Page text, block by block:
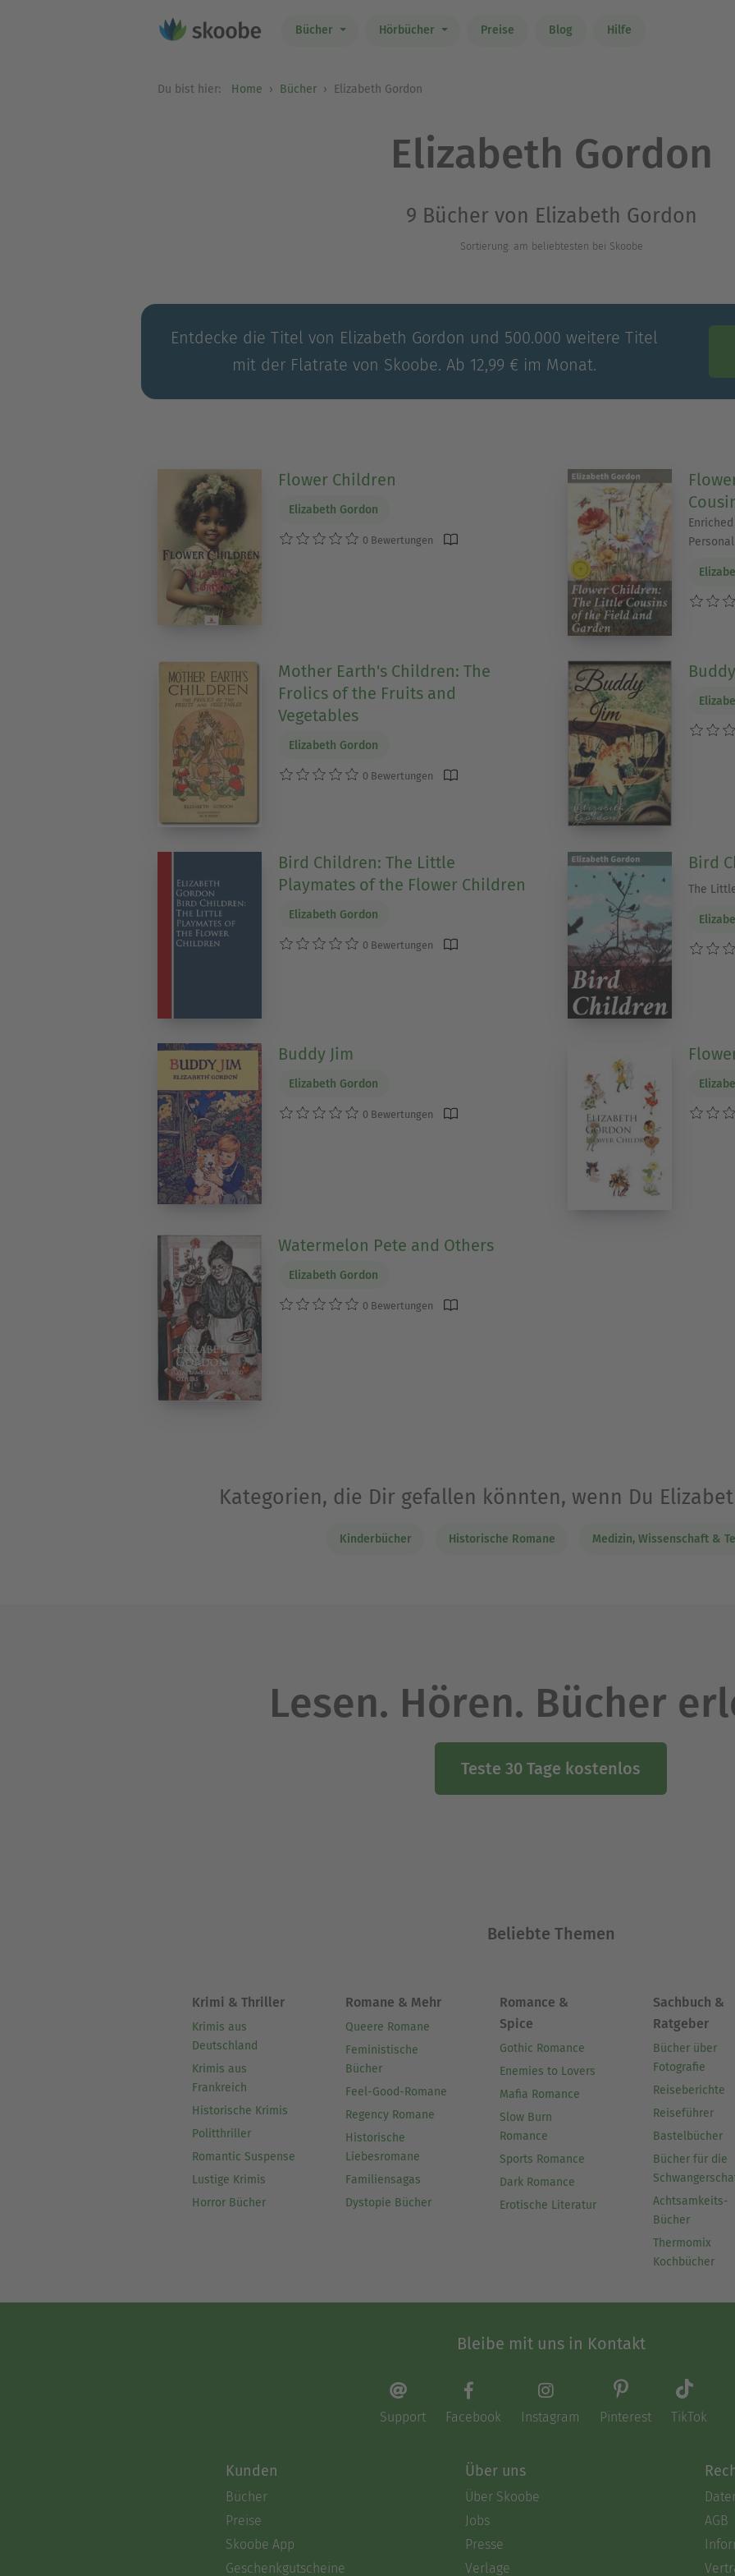
Bücher Hörbücher Preise Blog Hilfe
Du bist hier: Home Bücher Elizabeth Gordon
Elizabeth Gordon
9 Bücher von Elizabeth Gordon
Sortierung: am beliebtesten bei Skoobe
Entdecke die Titel von Elizabeth Gordon und 500.000 weitere Titel
mit der Flatrate von Skoobe. Ab 12,99 € im Monat.
Flower Children
Elizabeth Gordon
0 Bewertungen
Mother Earth's Children: The
Frolics of the Fruits and
Vegetables
Elizabeth Gordon
0 Bewertungen
Bird Children: The Little
Playmates of the Flower Children
Elizabeth Gordon
0 Bewertungen
Bird
The
Buddy Jim
Elizabeth Gordon
0 Bewertungen
Watermelon Pete and Others
Elizabeth Gordon
0 Bewertungen
Kategorien, die Dir gefallen könnten, wenn Du
Kinderbücher Historische Romane Medizin, Wissenschaft &
Lesen. Hören. Bücher
Teste 30 Tage kostenlos
Beliebte Themen
Krimi & Thriller
Krimis aus
Deutschland
Krimis aus
Frankreich
Historische Krimis
Politthriller
Romantic Suspense
Lustige Krimis
Horror Bücher
Romane & Mehr
Queere Romane
Feministische
Bücher
Feel-Good-Romane
Regency Romane
Historische
Liebesromane
Familiensagas
Dystopie Bücher
Romance &
Spice
Gothic Romance
Enemies to Lovers
Mafia Romance
Slow Burn
Romance
Sports Romance
Dark Romance
Erotische Literatur
Sachbuch &
Ratgeber
Bücher über
Fotografie
Reiseberichte
Reiseführer
Bastelbücher
Bücher für die
Achtsamkeits-
Bücher
Thermomix
Kochbücher
Bleibe mit uns in Kontakt
Support Facebook Instagram Pinterest TikTok
Kunden
Bücher
Preise
Skoobe App
Geschenkgutscheine
Über uns
Über Skoobe
Jobs
Presse
Verlage
AGB